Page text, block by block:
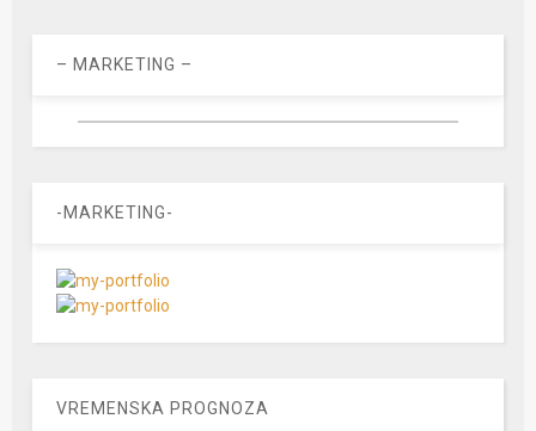
– MARKETING –
-MARKETING-
VREMENSKA PROGNOZA